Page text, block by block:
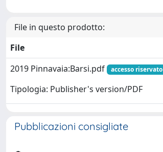
File in questo prodotto:
File
2019 Pinnavaia:Barsi.pdf
accesso riservato
Tipologia: Publisher's version/PDF
Pubblicazioni consigliate